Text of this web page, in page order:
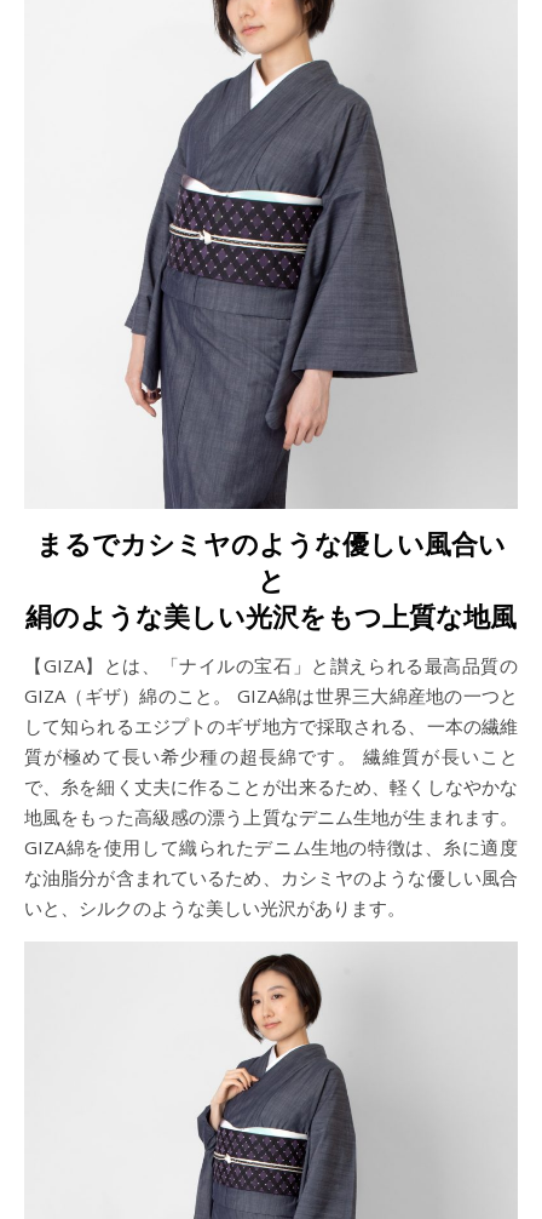
まるでカシミヤのような優しい風合い
と
絹のような美しい光沢をもつ上質な地風
【GIZA】とは、「ナイルの宝石」と讃えられる最高品質の
GIZA（ギザ）綿のこと。 GIZA綿は世界三大綿産地の一つと
して知られるエジプトのギザ地方で採取される、一本の繊維
質が極めて長い希少種の超長綿です。 繊維質が長いこと
で、糸を細く丈夫に作ることが出来るため、軽くしなやかな
地風をもった高級感の漂う上質なデニム生地が生まれます。
GIZA綿を使用して織られたデニム生地の特徴は、糸に適度
な油脂分が含まれているため、カシミヤのような優しい風合
いと、シルクのような美しい光沢があります。